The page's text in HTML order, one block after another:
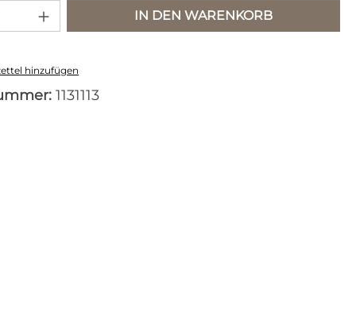
Anzahl: Gib den gewünschten
IN DEN WARENKORB
hinzufügen
1131113